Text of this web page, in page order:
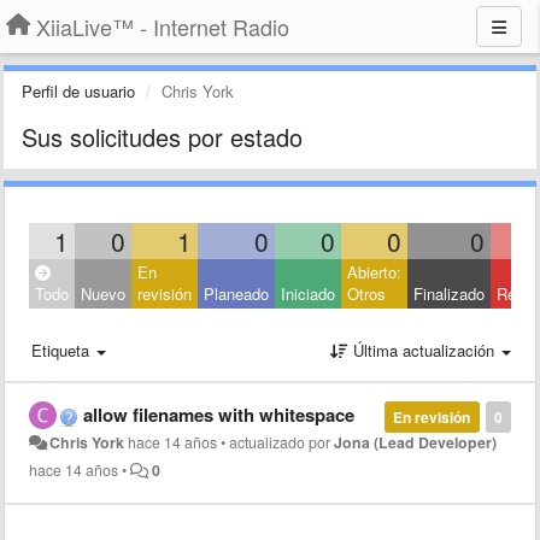
XiiaLive™ - Internet Radio
Perfil de usuario Chris York
Sus solicitudes por estado
1 0 1 0 0 0 0
Todo Nuevo
En
revisión Planeado Iniciado
Abierto:
Otros
Finalizado
Etiqueta Última actualización
0
En revisión
allow filenames with whitespace
Chris York hace 14 años•actualizado porJona (Lead Developer)
hace 14 años• 0